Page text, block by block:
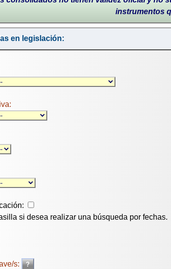
instrumentos
en legislación:
si desea realizar una búsqueda por fechas.
s: